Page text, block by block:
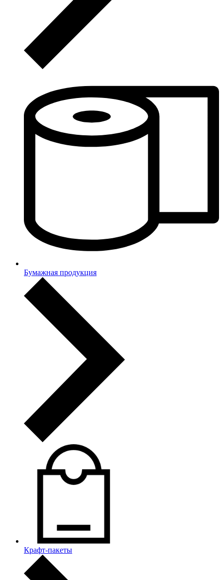
Бумажная продукция
Крафт-пакеты